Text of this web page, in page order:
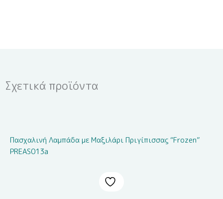
Σχετικά προϊόντα
Πασχαλινή Λαμπάδα με Μαξιλάρι Πριγίπισσας “Frozen”
PREAS013a